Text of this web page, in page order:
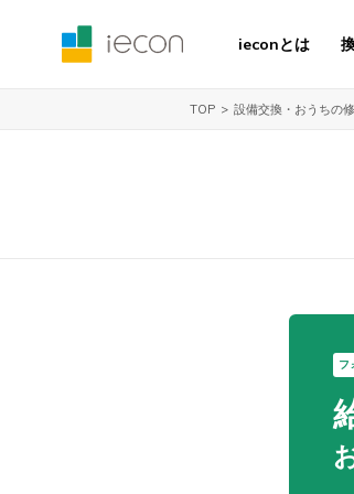
ieconとは
TOP 設備交換・おうちの
フ